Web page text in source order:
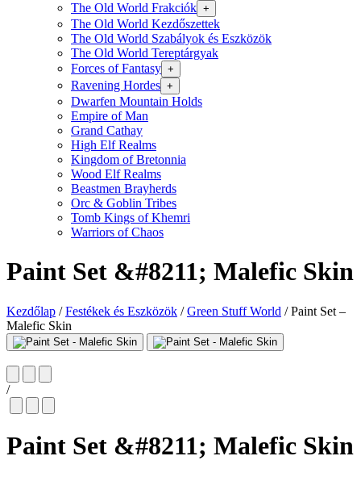
The Old World Frakciók +
The Old World Kezdőszettek
The Old World Szabályok és Eszközök
The Old World Tereptárgyak
Forces of Fantasy +
Ravening Hordes +
Dwarfen Mountain Holds
Empire of Man
Grand Cathay
High Elf Realms
Kingdom of Bretonnia
Wood Elf Realms
Beastmen Brayherds
Orc & Goblin Tribes
Tomb Kings of Khemri
Warriors of Chaos
Paint Set &#8211; Malefic Skin
Kezdőlap / Festékek és Eszközök / Green Stuff World /Paint Set –
Malefic Skin
/
Paint Set &#8211; Malefic Skin